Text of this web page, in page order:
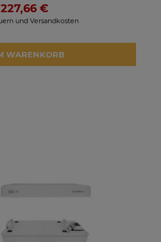
227,66 €
und Versandkosten
WARENKORB